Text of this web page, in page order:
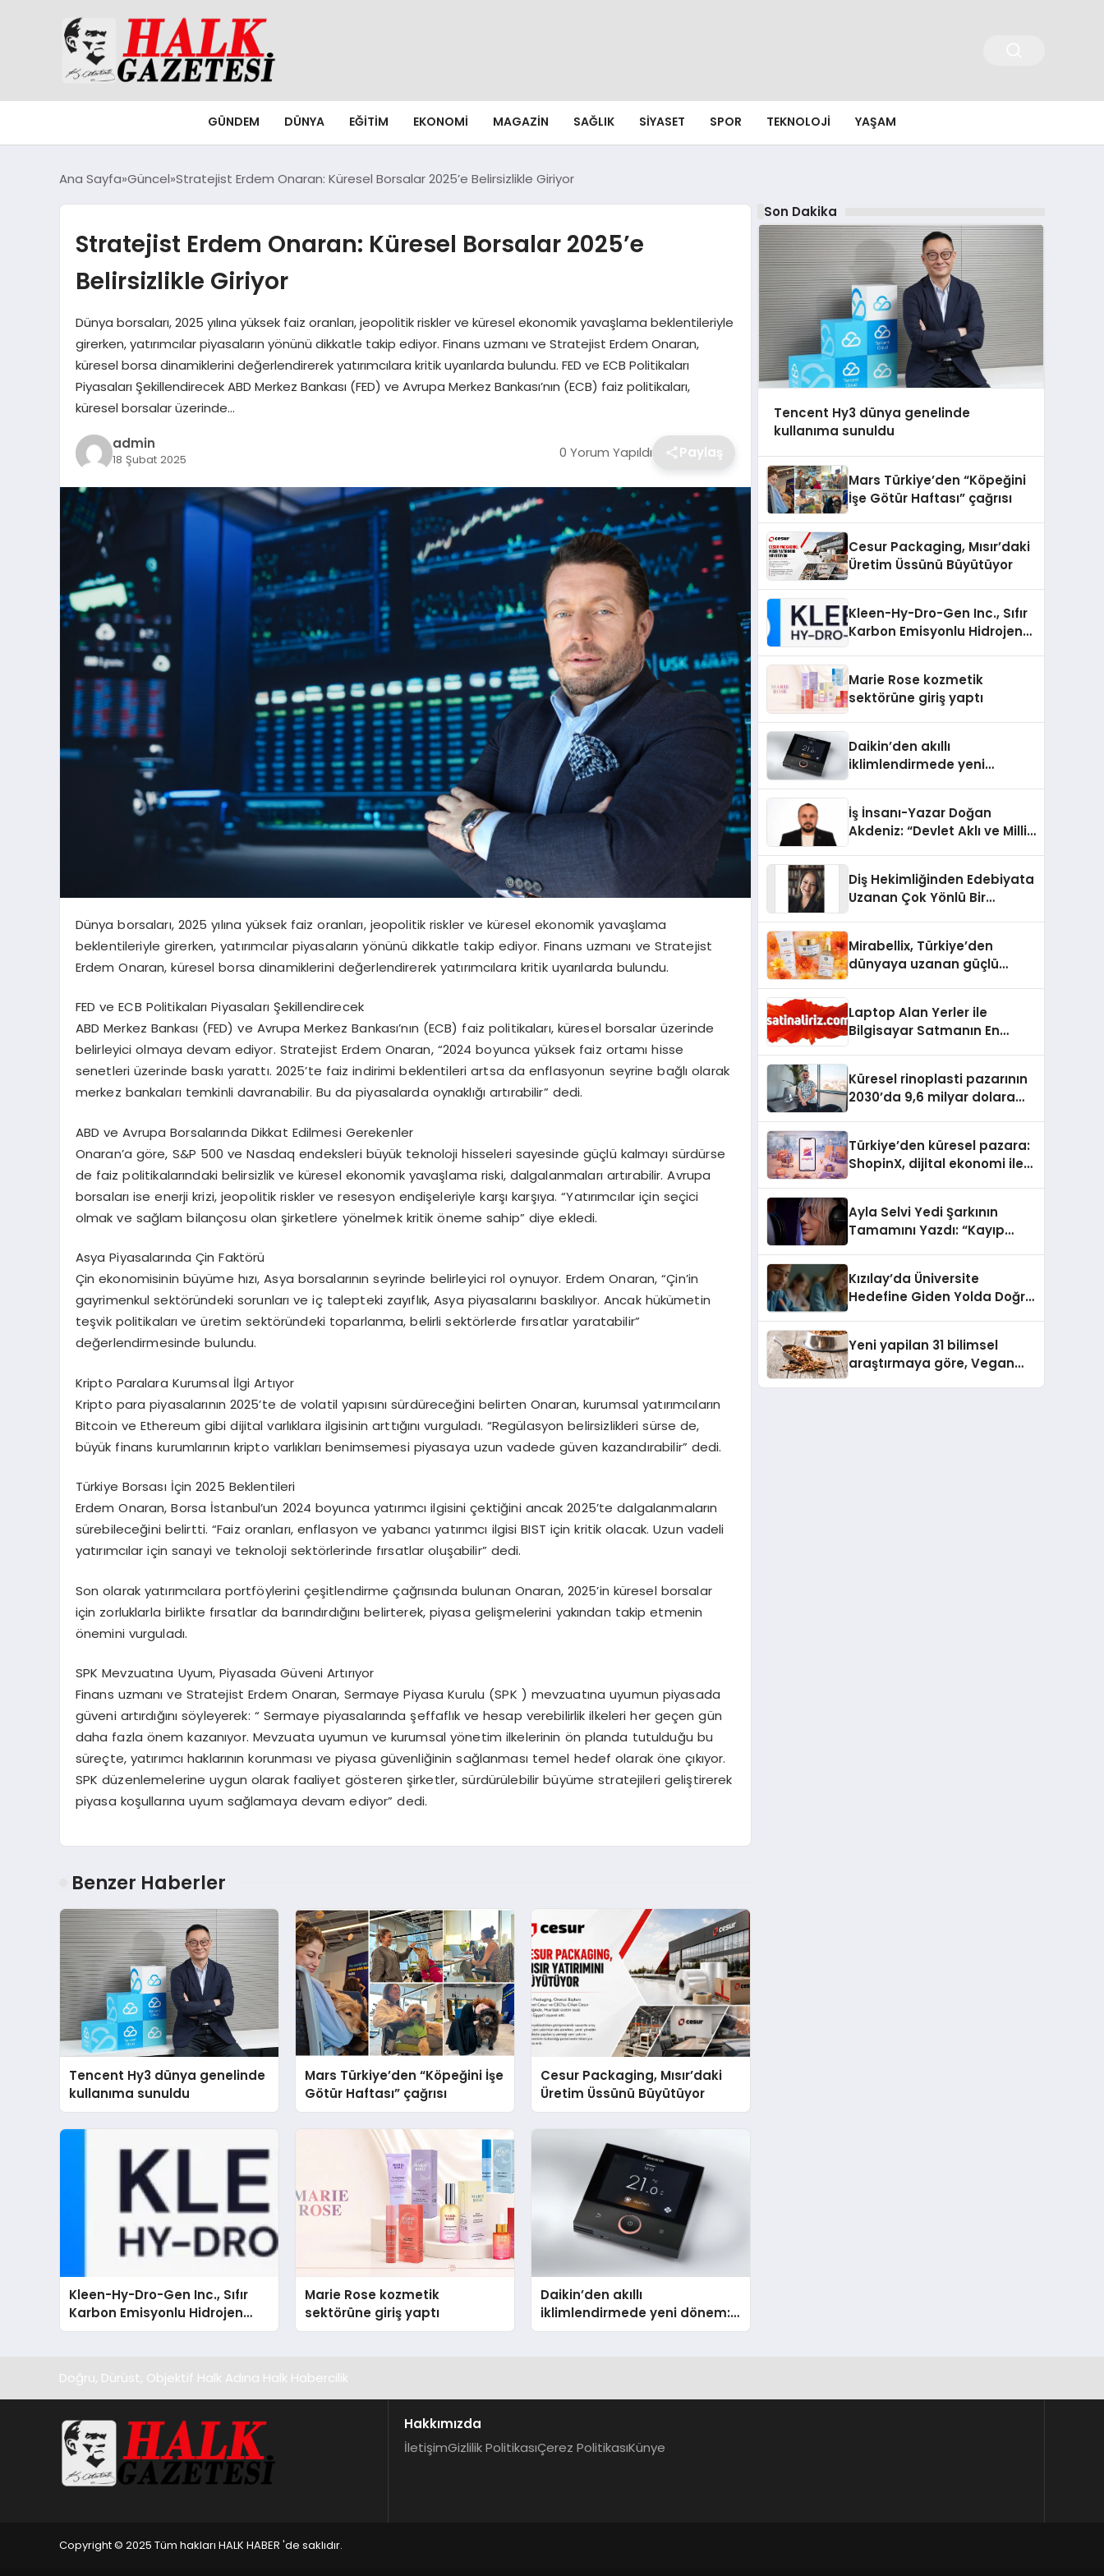
GÜNDEM DÜNYA EĞITIM EKONOMI MAGAZIN SAĞLIK SIYASET SPOR TEKNOLOJI YAŞAM
Ana Sayfa Güncel Stratejist Erdem Onaran: Küresel Borsalar 2025’e Belirsizlikle Giriyor
Stratejist Erdem Onaran: Küresel Borsalar 2025’e
Belirsizlikle Giriyor
Dünya borsaları, 2025 yılına yüksek faiz oranları, jeopolitik riskler ve küresel ekonomik yavaşlama beklentileriyle
girerken, yatırımcılar piyasaların yönünü dikkatle takip ediyor. Finans uzmanı ve Stratejist Erdem Onaran,
küresel borsa dinamiklerini değerlendirerek yatırımcılara kritik uyarılarda bulundu. FED ve ECB Politikaları
Piyasaları Şekillendirecek ABD Merkez Bankası (FED) ve Avrupa Merkez Bankası’nın (ECB) faiz politikaları,
küresel borsalar üzerinde…
admin
18 Şubat 2025 0 Yorum Yapıldı Paylaş
Dünya borsaları, 2025 yılına yüksek faiz oranları, jeopolitik riskler ve küresel ekonomik yavaşlama
beklentileriyle girerken, yatırımcılar piyasaların yönünü dikkatle takip ediyor. Finans uzmanı ve Stratejist
Erdem Onaran, küresel borsa dinamiklerini değerlendirerek yatırımcılara kritik uyarılarda bulundu.
FED ve ECB Politikaları Piyasaları Şekillendirecek
ABD Merkez Bankası (FED) ve Avrupa Merkez Bankası’nın (ECB) faiz politikaları, küresel borsalar üzerinde
belirleyici olmaya devam ediyor. Stratejist Erdem Onaran, “2024 boyunca yüksek faiz ortamı hisse
senetleri üzerinde baskı yarattı. 2025’te faiz indirimi beklentileri artsa da enflasyonun seyrine bağlı olarak
merkez bankaları temkinli davranabilir. Bu da piyasalarda oynaklığı artırabilir” dedi.
ABD ve Avrupa Borsalarında Dikkat Edilmesi Gerekenler
Onaran’a göre, S&P 500 ve Nasdaq endeksleri büyük teknoloji hisseleri sayesinde güçlü kalmayı sürdürse
de faiz politikalarındaki belirsizlik ve küresel ekonomik yavaşlama riski, dalgalanmaları artırabilir. Avrupa
borsaları ise enerji krizi, jeopolitik riskler ve resesyon endişeleriyle karşı karşıya. “Yatırımcılar için seçici
olmak ve sağlam bilançosu olan şirketlere yönelmek kritik öneme sahip” diye ekledi.
Asya Piyasalarında Çin Faktörü
Çin ekonomisinin büyüme hızı, Asya borsalarının seyrinde belirleyici rol oynuyor. Erdem Onaran, “Çin’in
gayrimenkul sektöründeki sorunları ve iç talepteki zayıflık, Asya piyasalarını baskılıyor. Ancak hükümetin
teşvik politikaları ve üretim sektöründeki toparlanma, belirli sektörlerde fırsatlar yaratabilir”
değerlendirmesinde bulundu.
Kripto Paralara Kurumsal İlgi Artıyor
Kripto para piyasalarının 2025’te de volatil yapısını sürdüreceğini belirten Onaran, kurumsal yatırımcıların
Bitcoin ve Ethereum gibi dijital varlıklara ilgisinin arttığını vurguladı. “Regülasyon belirsizlikleri sürse de,
büyük finans kurumlarının kripto varlıkları benimsemesi piyasaya uzun vadede güven kazandırabilir” dedi.
Türkiye Borsası İçin 2025 Beklentileri
Erdem Onaran, Borsa İstanbul’un 2024 boyunca yatırımcı ilgisini çektiğini ancak 2025’te dalgalanmaların
sürebileceğini belirtti. “Faiz oranları, enflasyon ve yabancı yatırımcı ilgisi BIST için kritik olacak. Uzun vadeli
yatırımcılar için sanayi ve teknoloji sektörlerinde fırsatlar oluşabilir” dedi.
Son olarak yatırımcılara portföylerini çeşitlendirme çağrısında bulunan Onaran, 2025’in küresel borsalar
için zorluklarla birlikte fırsatlar da barındırdığını belirterek, piyasa gelişmelerini yakından takip etmenin
önemini vurguladı.
SPK Mevzuatına Uyum, Piyasada Güveni Artırıyor
Finans uzmanı ve Stratejist Erdem Onaran, Sermaye Piyasa Kurulu (SPK ) mevzuatına uyumun piyasada
güveni artırdığını söyleyerek: “ Sermaye piyasalarında şeffaflık ve hesap verebilirlik ilkeleri her geçen gün
daha fazla önem kazanıyor. Mevzuata uyumun ve kurumsal yönetim ilkelerinin ön planda tutulduğu bu
süreçte, yatırımcı haklarının korunması ve piyasa güvenliğinin sağlanması temel hedef olarak öne çıkıyor.
SPK düzenlemelerine uygun olarak faaliyet gösteren şirketler, sürdürülebilir büyüme stratejileri geliştirerek
piyasa koşullarına uyum sağlamaya devam ediyor” dedi.
Benzer Haberler
Tencent Hy3 dünya genelinde
kullanıma sunuldu
Mars Türkiye’den “Köpeğini İşe
Götür Haftası” çağrısı
Cesur Packaging, Mısır’daki
Üretim Üssünü Büyütüyor
Kleen-Hy-Dro-Gen Inc., Sıfır
Karbon Emisyonlu Hidrojen
Isıtma Teknolojisinde ISO ve
Marie Rose kozmetik
sektörüne giriş yaptı
Daikin’den akıllı
iklimlendirmede yeni dönem:
Madoka Plus Türkiye’de
Son Dakika
Tencent Hy3 dünya genelinde
kullanıma sunuldu
Mars Türkiye’den “Köpeğini
İşe Götür Haftası” çağrısı
Cesur Packaging, Mısır’daki
Üretim Üssünü Büyütüyor
Kleen-Hy-Dro-Gen Inc., Sıfır
Karbon Emisyonlu Hidrojen
Aldı
Marie Rose kozmetik
sektörüne giriş yaptı
Daikin’den akıllı
iklimlendirmede yeni
İş İnsanı-Yazar Doğan
Akdeniz: “Devlet Aklı ve Milli
Diş Hekimliğinden Edebiyata
Uzanan Çok Yönlü Bir
Mirabellix, Türkiye’den
dünyaya uzanan güçlü
Laptop Alan Yerler ile
Bilgisayar Satmanın En
Küresel rinoplasti pazarının
2030’da 9,6 milyar dolara
Türkiye’den küresel pazara:
ShopinX, dijital ekonomi ile
Ayla Selvi Yedi Şarkının
Tamamını Yazdı: “Kayıp
Kızılay’da Üniversite
Hedefine Giden Yolda Doğru
Yeni yapilan 31 bilimsel
araştırmaya göre, Vegan
Doğru, Dürüst, Objektif Halk Adına Halk Habercilik
Hakkımızda
İletişimGizlilik PolitikasıÇerez PolitikasıKünye
Copyright © 2025 Tüm hakları HALK HABER 'de saklıdır.